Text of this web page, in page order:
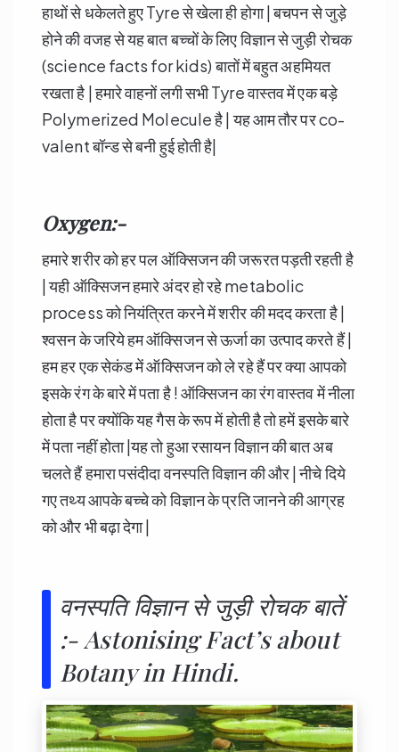
हाथों से धकेलते हुए Tyre से खेला ही होगा | बचपन से जुड़े
होने की वजह से यह बात बच्चों के लिए विज्ञान से जुड़ी रोचक
(science facts for kids) बातों में बहुत अहमियत
रखता है | हमारे वाहनों लगी सभी Tyre वास्तव में एक बड़े
Polymerized Molecule है | यह आम तौर पर co-
valent बॉन्ड से बनी हुई होती है|
Oxygen:-
हमारे शरीर को हर पल ऑक्सिजन की जरूरत पड़ती रहती है
| यही ऑक्सिजन हमारे अंदर हो रहे metabolic
process को नियंत्रित करने में शरीर की मदद करता है |
श्वसन के जरिये हम ऑक्सिजन से ऊर्जा का उत्पाद करते हैं |
हम हर एक सेकंड में ऑक्सिजन को ले रहे हैं पर क्या आपको
इसके रंग के बारे में पता है ! ऑक्सिजन का रंग वास्तव में नीला
होता है पर क्योंकि यह गैस के रूप में होती है तो हमें इसके बारे
में पता नहीं होता |यह तो हुआ रसायन विज्ञान की बात अब
चलते हैं हमारा पसंदीदा वनस्पति विज्ञान की और | नीचे दिये
गए तथ्य आपके बच्चे को विज्ञान के प्रति जानने की आग्रह
को और भी बढ़ा देगा |
वनस्पति विज्ञान से जुड़ी रोचक बातें
:- Astonising Fact’s about
Botany in Hindi.